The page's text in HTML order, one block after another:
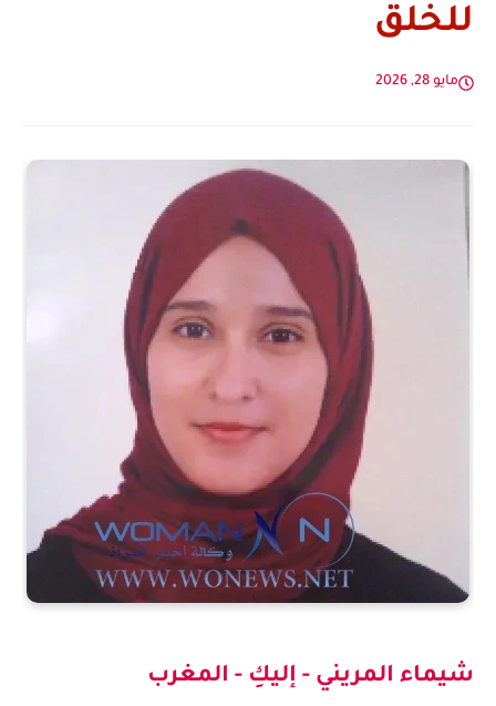
للخلق
مايو 28, 2026
شيماء المريني - إليكِ - المغرب